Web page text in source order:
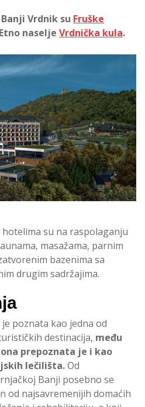
Vrdnik su Fruške
naselje Vrdnička kula.
su na raspolaganju
masažama, parnim
bazenima sa
drugim sadržajima.
poznata kao jedna od
destinacija, među
prepoznata je i kao
lečilišta.Od
Banji posebno se
od najsavremenijih domaćih